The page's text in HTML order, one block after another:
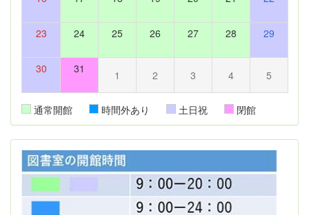
23 24 25 26 27 28 29
30 31 1 2 3 4 5
通常開館 時間外あり 土日祝 閉館